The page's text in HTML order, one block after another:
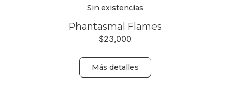
Sin existencias
Phantasmal Flames
$23,000
Más detalles